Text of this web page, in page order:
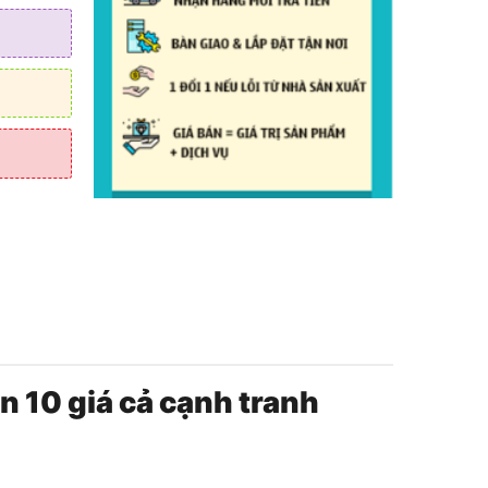
10 giá cả cạnh tranh